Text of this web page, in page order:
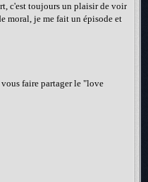
c'est toujours un plaisir de voir
moral, je me fait un épisode et
faire partager le "love